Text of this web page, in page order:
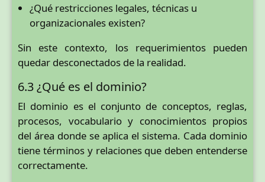
¿Qué restricciones legales, técnicas u
organizacionales existen?
Sin este contexto, los requerimientos pueden
quedar desconectados de la realidad.
6.3 ¿Qué es el dominio?
El dominio es el conjunto de conceptos, reglas,
procesos, vocabulario y conocimientos propios
del área donde se aplica el sistema. Cada dominio
tiene términos y relaciones que deben entenderse
correctamente.